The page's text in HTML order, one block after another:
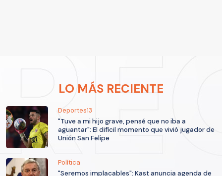
LO MÁS RECIENTE
Deportes13
"Tuve a mi hijo grave, pensé que no iba a
aguantar": El difícil momento que vivió jugador de
Unión San Felipe
Política
"Seremos implacables": Kast anuncia agenda de